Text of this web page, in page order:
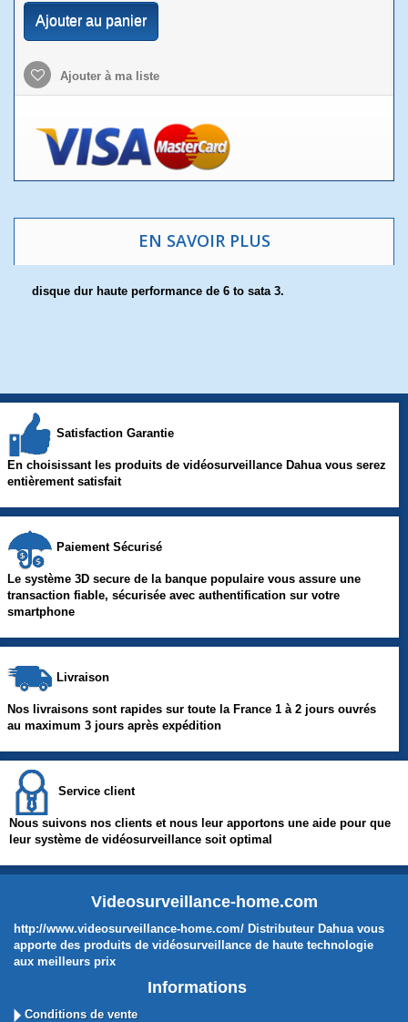
Ajouter au panier
Ajouter à ma liste
EN SAVOIR PLUS
disque dur haute performance de 6 to sata 3.
Satisfaction Garantie
En choisissant les produits de vidéosurveillance Dahua vous serez
entièrement satisfait
Paiement Sécurisé
Le système 3D secure de la banque populaire vous assure une
transaction fiable, sécurisée avec authentification sur votre
smartphone
Livraison
Nos livraisons sont rapides sur toute la France 1 à 2 jours ouvrés
au maximum 3 jours après expédition
Service client
Nous suivons nos clients et nous leur apportons une aide pour que
leur système de vidéosurveillance soit optimal
Videosurveillance-home.com
http://www.videosurveillance-home.com/ Distributeur Dahua vous
apporte des produits de vidéosurveillance de haute technologie
aux meilleurs prix
Informations
Conditions de vente